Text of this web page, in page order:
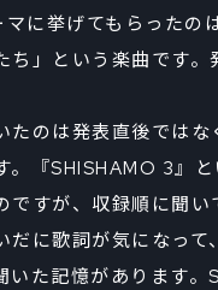
マに挙げてもらったの
ち」という楽曲です
のは発表直後ではな
。『SHISHAMO 3』
ですが、収録順に聞い
だに歌詞が気になって
いた記憶があります。